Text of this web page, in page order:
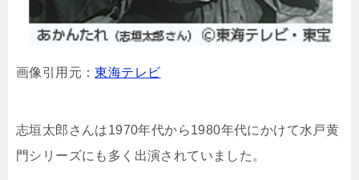
画像引用元：東海テレビ
志垣太郎さんは1970年代から1980年代にかけて水戸黄
門シリーズにも多く出演されていました。